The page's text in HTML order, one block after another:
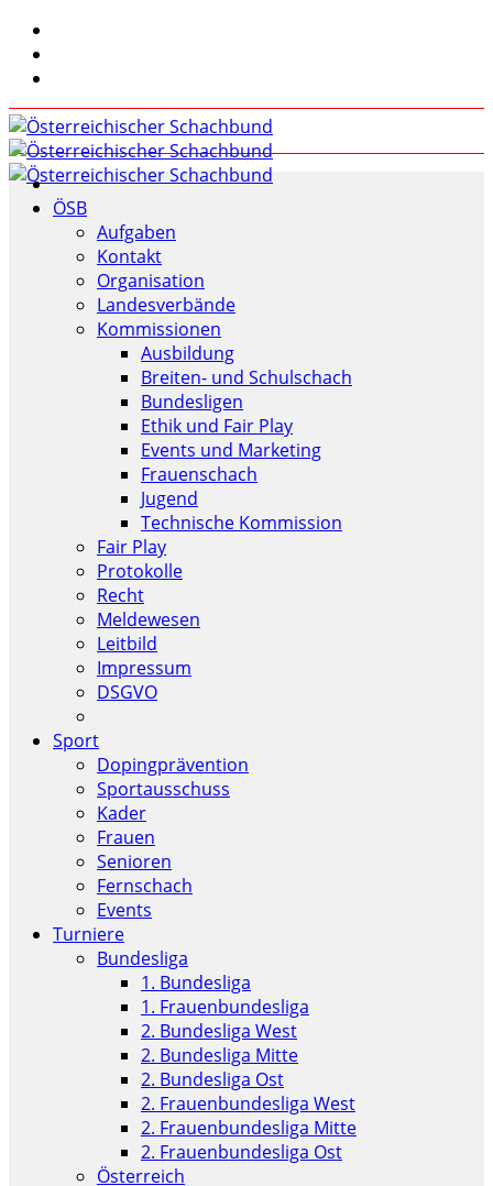
ÖSB
Aufgaben
Kontakt
Organisation
Landesverbände
Kommissionen
Ausbildung
Breiten- und Schulschach
Bundesligen
Ethik und Fair Play
Events und Marketing
Frauenschach
Jugend
Technische Kommission
Fair Play
Protokolle
Recht
Meldewesen
Leitbild
Impressum
DSGVO
Sport
Dopingprävention
Sportausschuss
Kader
Frauen
Senioren
Fernschach
Events
Turniere
Bundesliga
1. Bundesliga
1. Frauenbundesliga
2. Bundesliga West
2. Bundesliga Mitte
2. Bundesliga Ost
2. Frauenbundesliga West
2. Frauenbundesliga Mitte
2. Frauenbundesliga Ost
Österreich